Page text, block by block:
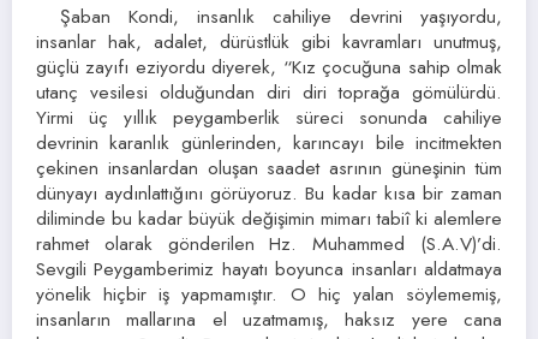
Şaban Kondi, insanlık cahiliye devrini yaşıyordu,
insanlar hak, adalet, dürüstlük gibi kavramları unutmuş,
güçlü zayıfı eziyordu diyerek, “Kız çocuğuna sahip olmak
utanç vesilesi olduğundan diri diri toprağa gömülürdü.
Yirmi üç yıllık peygamberlik süreci sonunda cahiliye
devrinin karanlık günlerinden, karıncayı bile incitmekten
çekinen insanlardan oluşan saadet asrının güneşinin tüm
dünyayı aydınlattığını görüyoruz. Bu kadar kısa bir zaman
diliminde bu kadar büyük değişimin mimarı tabiî ki alemlere
rahmet olarak gönderilen Hz. Muhammed (S.A.V)’di.
Sevgili Peygamberimiz hayatı boyunca insanları aldatmaya
yönelik hiçbir iş yapmamıştır. O hiç yalan söylememiş,
insanların mallarına el uzatmamış, haksız yere cana